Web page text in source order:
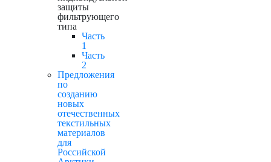
защиты
фильтрующего
типа
Часть
1
Часть
2
Предложения
по
созданию
новых
отечественных
текстильных
материалов
для
Российской